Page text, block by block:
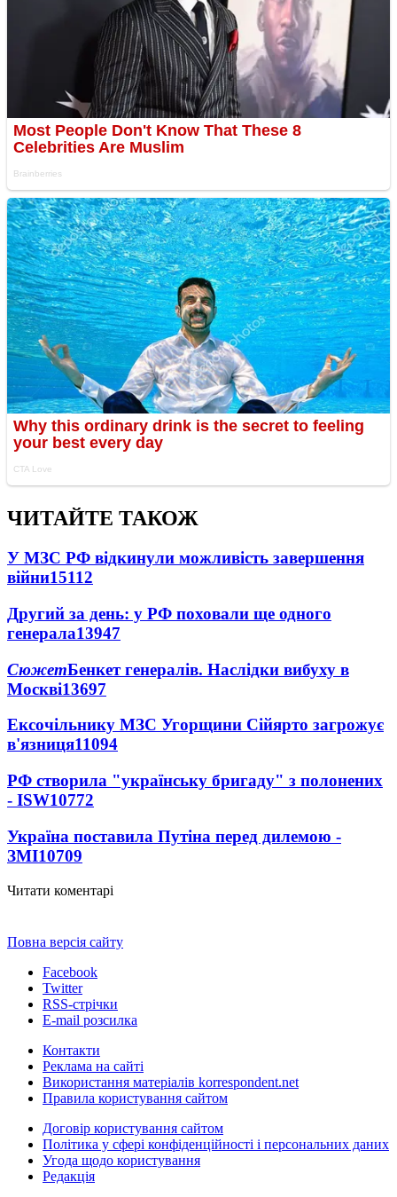
ЧИТАЙТЕ ТАКОЖ
У МЗС РФ відкинули можливість завершення
війни15112
Другий за день: у РФ поховали ще одного
генерала13947
СюжетБенкет генералів. Наслідки вибуху в
Москві13697
Ексочільнику МЗС Угорщини Сійярто загрожує
в'язниця11094
РФ створила "українську бригаду" з полонених
- ISW10772
Україна поставила Путіна перед дилемою -
ЗМІ10709
Читати коментарі
Повна версія сайту
Facebook
Twitter
RSS-стрічки
E-mail розсилка
Контакти
Реклама на сайті
Використання матеріалів korrespondent.net
Правила користування сайтом
Договір користування сайтом
Політика у сфері конфіденційності і персональних даних
Угода щодо користування
Редакція